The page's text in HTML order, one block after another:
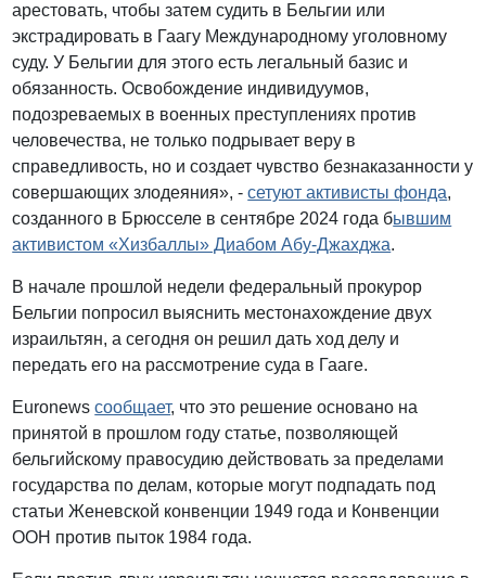
арестовать, чтобы затем судить в Бельгии или
экстрадировать в Гаагу Международному уголовному
суду. У Бельгии для этого есть легальный базис и
обязанность. Освобождение индивидуумов,
подозреваемых в военных преступлениях против
человечества, не только подрывает веру в
справедливость, но и создает чувство безнаказанности у
совершающих злодеяния», -сетуют активисты фонда,
созданного в Брюсселе в сентябре 2024 года бывшим
активистом «Хизбаллы» Диабом Абу-Джахджа.
В начале прошлой недели федеральный прокурор
Бельгии попросил выяснить местонахождение двух
израильтян, а сегодня он решил дать ход делу и
передать его на рассмотрение суда в Гааге.
Euronewsсообщает, что это решение основано на
принятой в прошлом году статье, позволяющей
бельгийскому правосудию действовать за пределами
государства по делам, которые могут подпадать под
статьи Женевской конвенции 1949 года и Конвенции
ООН против пыток 1984 года.